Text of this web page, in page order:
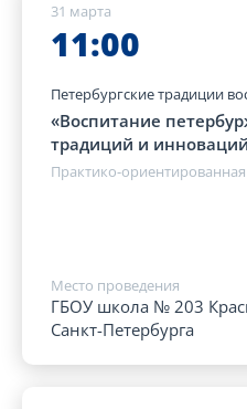
31 марта
11:00
Петербургские традиции
«Воспитание
традиций и
Практико-
Место проведения
ГБОУ школа № 203
Санкт-Петербурга